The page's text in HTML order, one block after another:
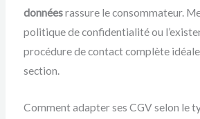
donnéesrassure le consommateur.
politique de confidentialité ou
procédure de contact complète
section.
Comment adapter ses CGV selon le